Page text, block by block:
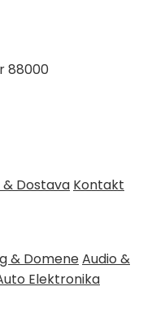
88000
& Dostava Kontakt
& DomeneAudio &
Elektronika